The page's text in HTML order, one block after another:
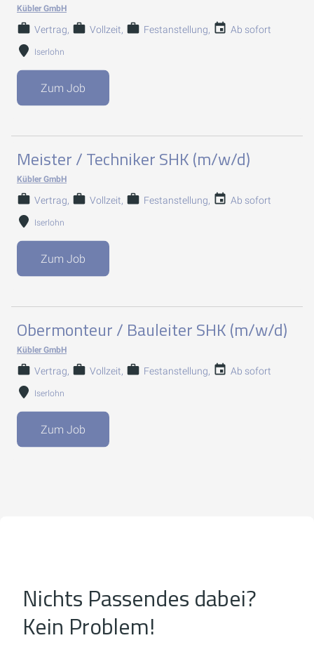
Kübler GmbH
Vertrag Vollzeit Festanstellung Ab sofort
Iserlohn
Zum Job
Meister / Techniker SHK (m/w/d)
Kübler GmbH
Vertrag Vollzeit Festanstellung Ab sofort
Iserlohn
Zum Job
Obermonteur / Bauleiter SHK (m/w/d)
Kübler GmbH
Vertrag Vollzeit Festanstellung Ab sofort
Iserlohn
Zum Job
Nichts Passendes dabei?
Kein Problem!